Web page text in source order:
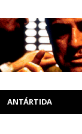
ANTÁRTIDA